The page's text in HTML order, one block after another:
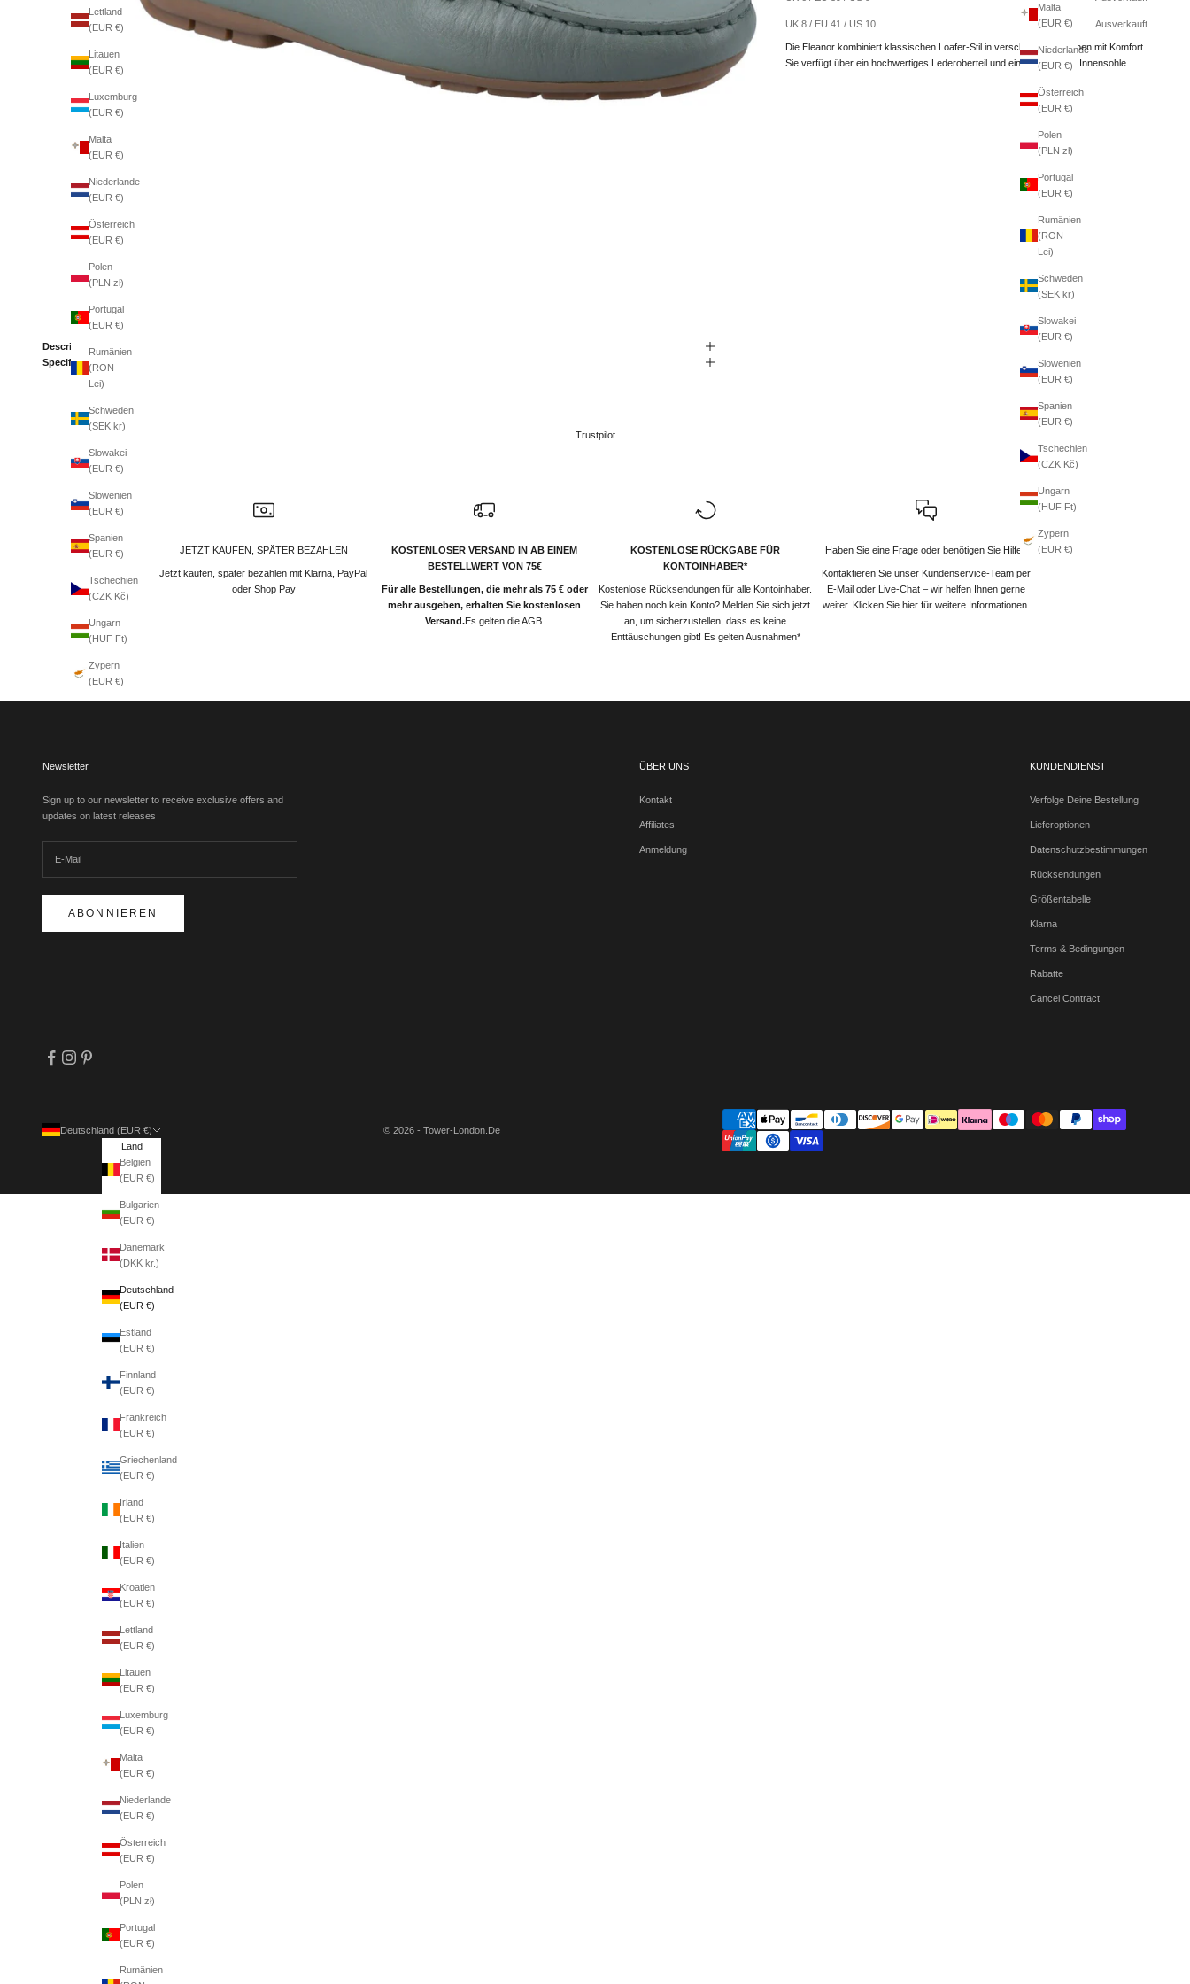
Malta
(EUR €)
Niederlande
(EUR €)
Österreich
(EUR €)
Polen
(PLN zł)
Portugal
(EUR €)
Rumänien
(RON
Lei)
Schweden
(SEK kr)
Slowakei
(EUR €)
Slowenien
(EUR €)
Spanien
(EUR €)
Tschechien
(CZK Kč)
Ungarn
(HUF Ft)
Zypern
(EUR €)
Lettland
(EUR €)
Litauen
(EUR €)
Luxemburg
(EUR €)
Malta
(EUR €)
Niederlande
(EUR €)
Österreich
(EUR €)
Polen
(PLN zł)
Portugal
(EUR €)
Rumänien
(RON
Lei)
Schweden
(SEK kr)
Slowakei
(EUR €)
Slowenien
(EUR €)
Spanien
(EUR €)
Tschechien
(CZK Kč)
Ungarn
(HUF Ft)
Zypern
(EUR €)
UK 8 / EU 41 / US 10 Ausverkauft
Weitere Bezahlmöglichkeiten
Die Eleanor kombiniert klassischen Loafer-Stil in verschiedenen Farben mit Komfort.
Sie verfügt über ein hochwertiges Lederoberteil und eine gepolsterte Innensohle.
Description
Specifications
Trustpilot
JETZT KAUFEN, SPÄTER BEZAHLEN
Jetzt kaufen, später bezahlen mit Klarna, PayPal
oder Shop Pay
KOSTENLOSER VERSAND IN AB EINEM
BESTELLWERT VON 75€
Für alle Bestellungen, die mehr als 75 € oder
mehr ausgeben, erhalten Sie kostenlosen
Versand.Es gelten die AGB.
KOSTENLOSE RÜCKGABE FÜR
KONTOINHABER*
Kostenlose Rücksendungen für alle Kontoinhaber.
Sie haben noch kein Konto? Melden Sie sich jetzt
an, um sicherzustellen, dass es keine
Enttäuschungen gibt! Es gelten Ausnahmen*
Haben Sie eine Frage oder benötigen Sie Hilfe?
Kontaktieren Sie unser Kundenservice-Team per
E-Mail oder Live-Chat – wir helfen Ihnen gerne
weiter. Klicken Sie hier für weitere Informationen.
Newsletter
Sign up to our newsletter to receive exclusive offers and
updates on latest releases
ABONNIEREN
ÜBER UNS
Kontakt
Affiliates
Anmeldung
KUNDENDIENST
Verfolge Deine Bestellung
Lieferoptionen
Datenschutzbestimmungen
Rücksendungen
Größentabelle
Klarna
Terms & Bedingungen
Rabatte
Cancel Contract
Deutschland (EUR €)
Land
Belgien
(EUR €)
Bulgarien
(EUR €)
Dänemark
(DKK kr.)
Deutschland
(EUR €)
Estland
(EUR €)
Finnland
(EUR €)
Frankreich
(EUR €)
Griechenland
(EUR €)
Irland
(EUR €)
Italien
(EUR €)
Kroatien
(EUR €)
Lettland
(EUR €)
Litauen
(EUR €)
Luxemburg
(EUR €)
Malta
(EUR €)
Niederlande
(EUR €)
Österreich
(EUR €)
Polen
(PLN zł)
Portugal
(EUR €)
Rumänien
© 2026 - Tower-London.De